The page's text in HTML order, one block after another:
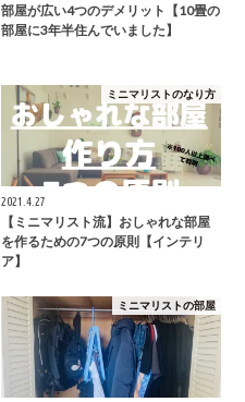
部屋が広い4つのデメリット【10畳の
部屋に3年半住んでいました】
ミニマリストのなり方
2021.4.27
【ミニマリスト流】おしゃれな部屋
を作るための7つの原則【インテリ
ア】
ミニマリストの部屋